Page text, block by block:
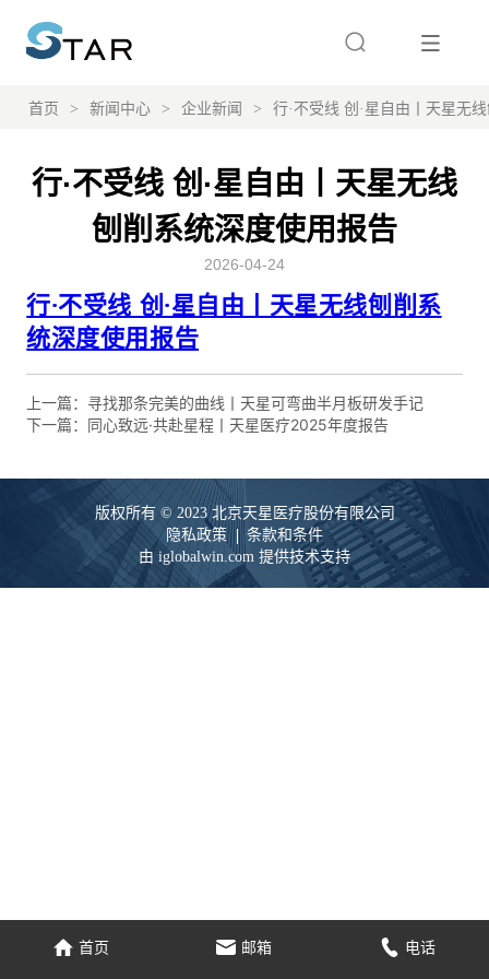
首页 > 新闻中心 > 企业新闻 > 行·不受线 创·星自由丨天星无
行·不受线 创·星自由丨天星无线
刨削系统深度使用报告
2026-04-24
上一篇： 寻找那条完美的曲线丨天星可弯曲半月板研发手记
下一篇： 同心致远·共赴星程丨天星医疗2025年度报告
家 电子邮件 电话
版权所有 © 2023 北京天星医疗股份有限公司
隐私政策
条款和条件
由 iglobalwin.com 提供技术支持
首页 邮箱 电话